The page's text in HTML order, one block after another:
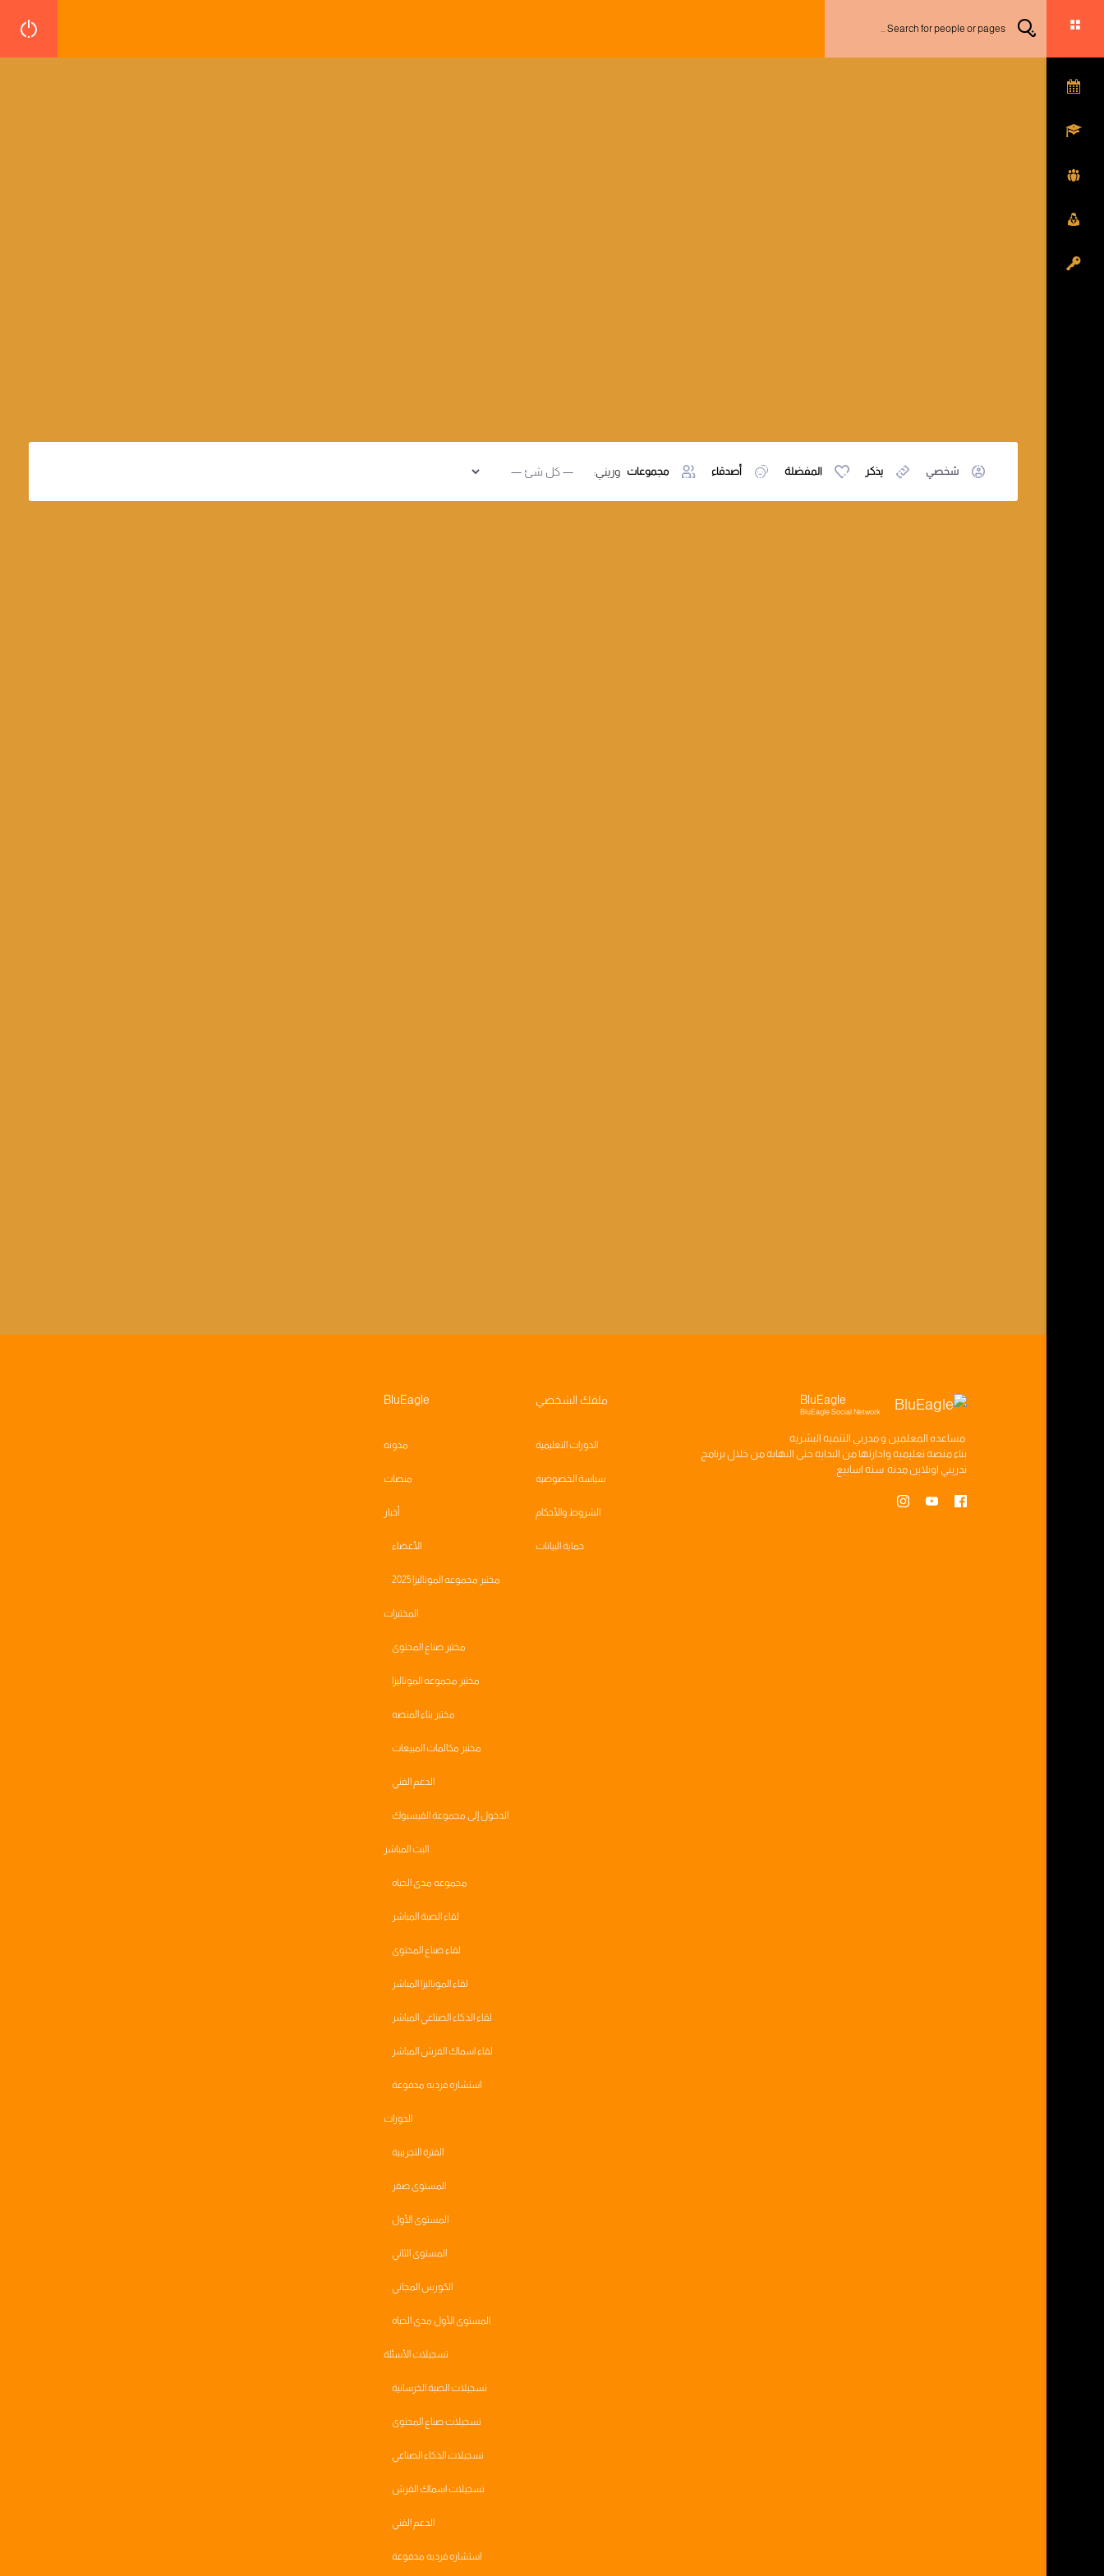
شخصي يذكر المفضلة أصدقاء مجموعات وريني:
BluEagle
BluEagle Social Network
مساعده المعلمين ومدربي التنميه البشريه
بناءمنصه تعليميه وادارتها من البدايه حتى النهايه من خلال برنامج
تدريبي اونلاين مدته سته اسابيع
ملفك الشخصي
الدورات التعليمية
سياسة الخصوصية
الشروط والأحكام
حماية البيانات
BluEagle
مدونه
منصات
أخبار
الأعضاء
مختبر مجموعه الموناليزا 2025
المختبرات
مختبر صناع المحتوى
مختبر مجموعه الموناليزا
مختبر بناء المنصه
مختبر مكالمات المبيعات
الدعم الفني
الدخول إلى مجموعة الفيسبوك
البث المباشر
مجموعه مدى الحياه
لقاء الصبة المباشر
لقاء صناع المحتوى
لقاء الموناليزا المباشر
لقاء الذكاء الصناعي المباشر
لقاء اسماك القرش المباشر
استشاره فرديه مدفوعة
الدورات
الفترة التجريبية
المستوى صفر
المستوى الأول
المستوى الثاني
الكورس المجاني
المستوى الأول مدى الحياه
تسجيلات الأسئلة
تسجيلات الصبة الخرسانية
تسجيلات صناع المحتوى
تسجيلات الذكاء الصناعي
تسجيلات اسماك القرش
الدعم الفني
استشاره فرديه مدفوعة